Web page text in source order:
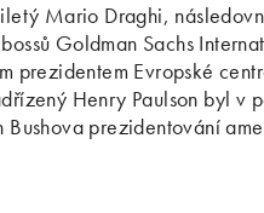
Mario Draghi,
Goldman Sachs
prezidentem Evropské
Henry Paulson byl v
Bushova prezidentování